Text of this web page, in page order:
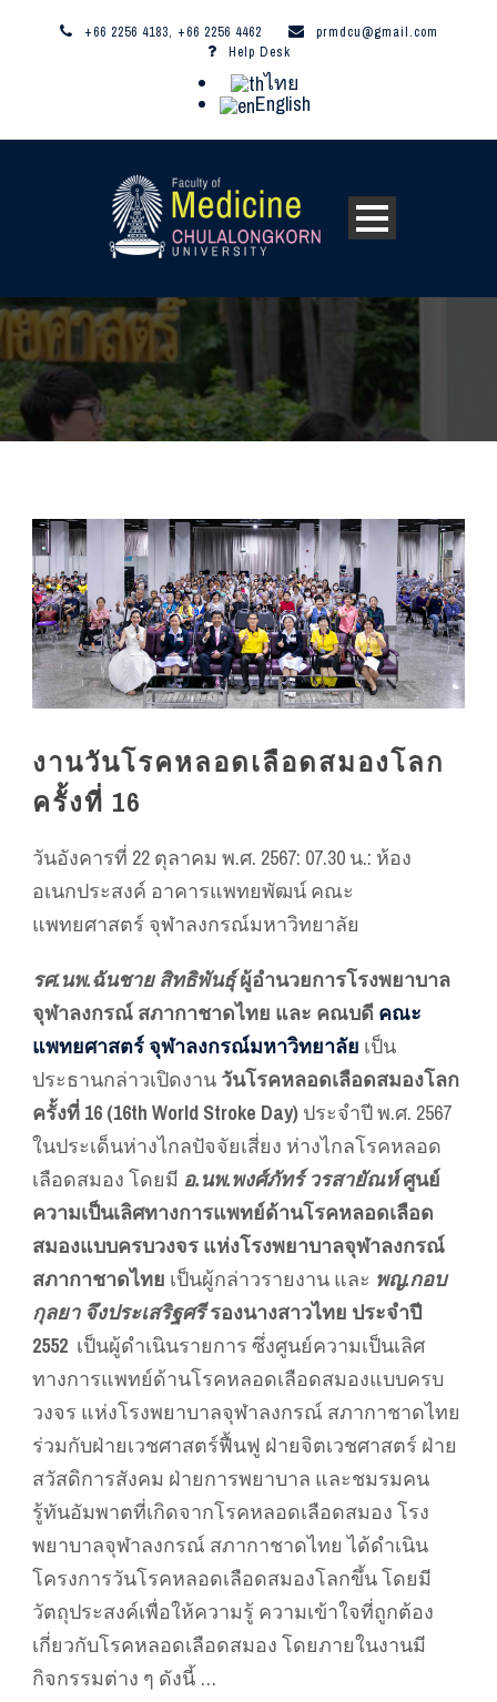
+66 2256 4183, +66 2256 4462
prmdcu@gmail.com
Help Desk
ไทย
English
งานวันโรคหลอดเลือดสมองโลก
ครั้งที่ 16
วันอังคารที่ 22 ตุลาคม พ.ศ. 2567: 07.30 น.: ห้อง
อเนกประสงค์ อาคารแพทยพัฒน์ คณะ
แพทยศาสตร์ จุฬาลงกรณ์มหาวิทยาลัย
รศ.นพ.ฉันชาย สิทธิพันธุ์ผู้อำนวยการโรงพยาบาล
จุฬาลงกรณ์ สภากาชาดไทย และ คณบดี คณะ
แพทยศาสตร์ จุฬาลงกรณ์มหาวิทยาลัย เป็น
ประธานกล่าวเปิดงาน วันโรคหลอดเลือดสมองโลก
ครั้งที่ 16 (16th World Stroke Day) ประจำปี พ.ศ. 2567
ในประเด็นห่างไกลปัจจัยเสี่ยง ห่างไกลโรคหลอด
เลือดสมอง โดยมี อ.นพ.พงศ์ภัทร์ วรสายัณห์ศูนย์
ความเป็นเลิศทางการแพทย์ด้านโรคหลอดเลือด
สมองแบบครบวงจร แห่งโรงพยาบาลจุฬาลงกรณ์
สภากาชาดไทย เป็นผู้กล่าวรายงาน และ พญ.กอบ
กุลยา จึงประเสริฐศรีรองนางสาวไทย ประจำปี
2552 เป็นผู้ดำเนินรายการ ซึ่งศูนย์ความเป็นเลิศ
ทางการแพทย์ด้านโรคหลอดเลือดสมองแบบครบ
วงจร แห่งโรงพยาบาลจุฬาลงกรณ์ สภากาชาดไทย
ร่วมกับฝ่ายเวชศาสตร์ฟื้นฟู ฝ่ายจิตเวชศาสตร์ ฝ่าย
สวัสดิการสังคม ฝ่ายการพยาบาล และชมรมคน
รู้ทันอัมพาตที่เกิดจากโรคหลอดเลือดสมอง โรง
พยาบาลจุฬาลงกรณ์ สภากาชาดไทย ได้ดำเนิน
โครงการวันโรคหลอดเลือดสมองโลกขึ้น โดยมี
วัตถุประสงค์เพื่อให้ความรู้ ความเข้าใจที่ถูกต้อง
เกี่ยวกับโรคหลอดเลือดสมอง โดยภายในงานมี
กิจกรรมต่าง ๆ ดังนี้ …